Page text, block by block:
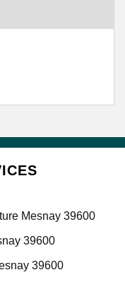
Mesnay 39600
39600
39600